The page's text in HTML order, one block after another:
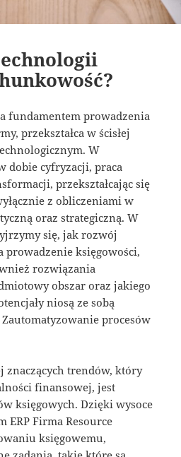
fundamentem prowadzenia
przekształca w ścisłej
W
dobie cyfryzacji, praca
przekształcając się
z obliczeniami w
oraz strategiczną. W
się, jak rozwój
prowadzenie księgowości,
rozwiązania
obszar oraz jakiego
niosą ze sobą
procesów
znaczących trendów, który
finansowej, jest
księgowych. Dzięki wysoce
ERP Firma Resource
księgowemu,